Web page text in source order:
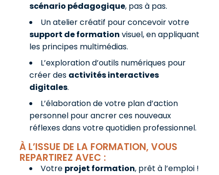
scénario pédagogique, pas à pas.
Un atelier créatif pour concevoir votre
support de formation visuel, en appliquant
les principes multimédias.
L’exploration d’outils numériques pour
créer des activités interactives
digitales.
L’élaboration de votre plan d’action
personnel pour ancrer ces nouveaux
réflexes dans votre quotidien professionnel.
À L’ISSUE DE LA FORMATION, VOUS
REPARTIREZ AVEC :
Votre projet formation, prêt à l’emploi !